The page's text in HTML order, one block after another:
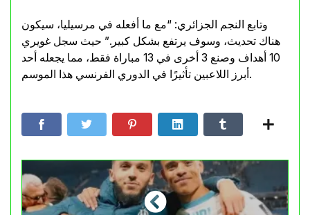
وتابع النجم الجزائري: “مع ما أفعله في مرسيليا، سيكون
هناك تحديث، وسوف يرتفع بشكل كبير.” حيث سجل غويري
10 أهداف وصنع 3 أخرى في 13 مباراة فقط، مما يجعله أحد
أبرز اللاعبين تأثيرًا في الدوري الفرنسي هذا الموسم.